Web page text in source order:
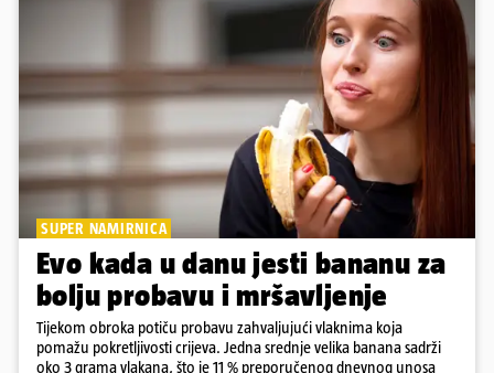
SUPER NAMIRNICA
Evo kada u danu jesti bananu za
bolju probavu i mršavljenje
Tijekom obroka potiču probavu zahvaljujući vlaknima koja
pomažu pokretljivosti crijeva. Jedna srednje velika banana sadrži
oko 3 grama vlakana, što je 11 % preporučenog dnevnog unosa